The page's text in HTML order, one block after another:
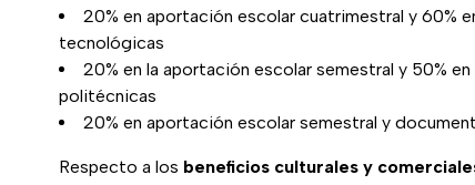
20% en aportación escolar cuatrimestral y 60%
tecnológicas
20% en la aportación escolar semestral y 50%
politécnicas
20% en aportación escolar semestral y
Respecto a los beneficios culturales y